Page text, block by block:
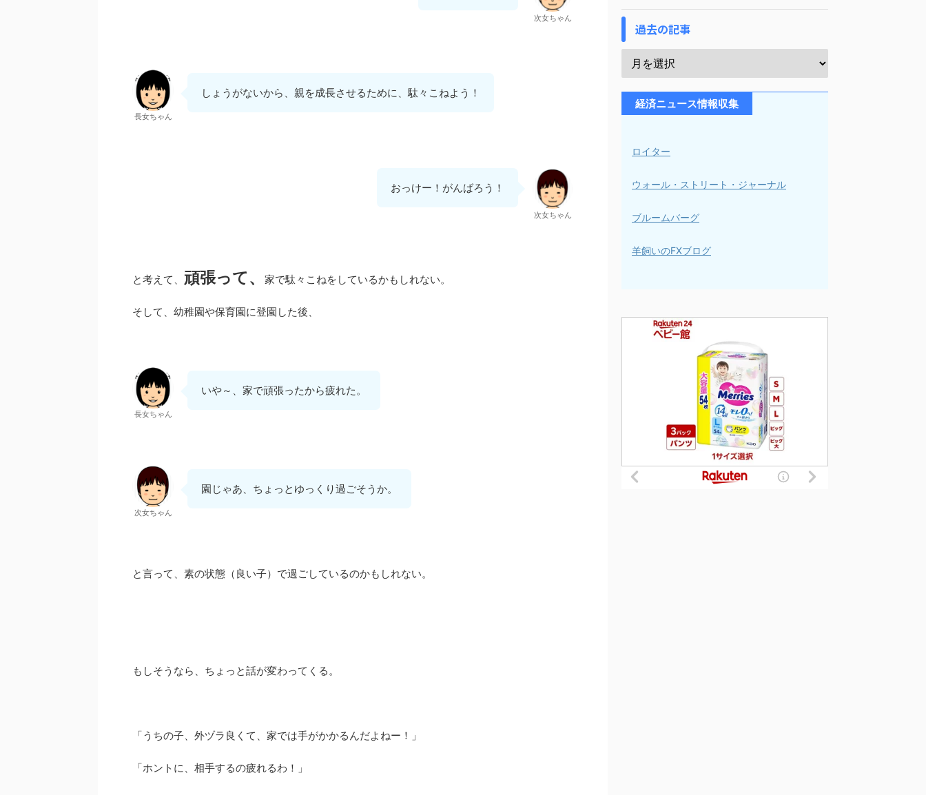
次女ちゃん
長女ちゃん
しょうがないから、親を成長させるために、駄々こねよう！
おっけー！がんばろう！
次女ちゃん
と考えて、 頑張って、 家で駄々こねをしているかもしれない。
そして、幼稚園や保育園に登園した後、
長女ちゃん
いや～、家で頑張ったから疲れた。
次女ちゃん
園じゃあ、ちょっとゆっくり過ごそうか。
と言って、素の状態（良い子）で過ごしているのかもしれない。
もしそうなら、ちょっと話が変わってくる。
「うちの子、外ヅラ良くて、家では手がかかるんだよねー！」
「ホントに、相手するの疲れるわ！」
過去の記事
経済ニュース情報収集
ロイター
ウォール・ストリート・ジャーナル
ブルームバーグ
羊飼いのFXブログ